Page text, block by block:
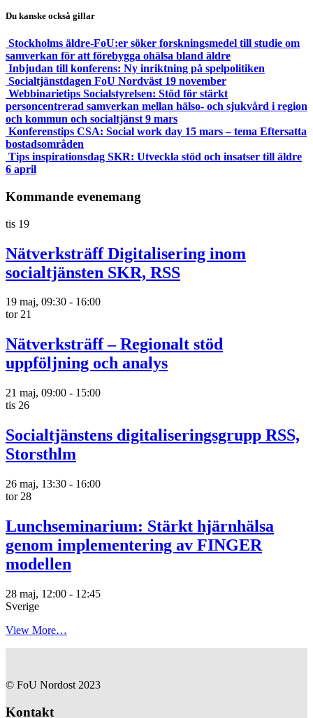
Du kanske också gillar
Stockholms äldre-FoU:er söker forskningsmedel till studie om
samverkan för att förebygga ohälsa bland äldre
Inbjudan till konferens: Ny inriktning på spelpolitiken
Socialtjänstdagen FoU Nordväst 19 november
Webbinarietips Socialstyrelsen: Stöd för stärkt
personcentrerad samverkan mellan hälso- och sjukvård i region
och kommun och socialtjänst 9 mars
Konferenstips CSA: Social work day 15 mars – tema Eftersatta
bostadsområden
Tips inspirationsdag SKR: Utveckla stöd och insatser till äldre
6 april
Kommande evenemang
tis 19
Nätverksträff Digitalisering inom
socialtjänsten SKR, RSS
19 maj, 09:30 - 16:00
tor21
Nätverksträff – Regionalt stöd
uppföljning och analys
21 maj, 09:00 - 15:00
tis 26
Socialtjänstens digitaliseringsgrupp RSS,
Storsthlm
26 maj, 13:30 - 16:00
tor 28
Lunchseminarium: Stärkt hjärnhälsa
genom implementering av FINGER
modellen
28 maj, 12:00 - 12:45
Sverige
View More…
© FoU Nordost 2023
Kontakt